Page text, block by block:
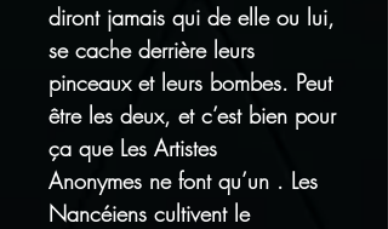
diront jamais qui de elle ou lui,
se cache derrière leurs
pinceaux et leurs bombes. Peut
être les deux, et c’est bien pour
ça que Les Artistes
Anonymes ne font qu’un . Les
Nancéiens cultivent le